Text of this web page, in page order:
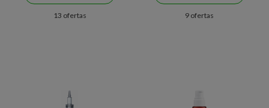
13 ofertas 9 ofertas